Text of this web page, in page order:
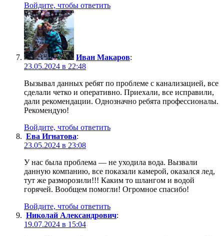
Войдите, чтобы ответить
Иван Макаров:
23.05.2024 в 22:48
Вызывал данных ребят по проблеме с канализацией, все
сделали четко и оперативно. Приехали, все исправили,
дали рекомендации. Однозначно ребята профессионалы.
Рекомендую!
Войдите, чтобы ответить
Ева Игнатова:
23.05.2024 в 23:08
У нас была проблема — не уходила вода. Вызвали
данную компанию, все показали камерой, оказался лед,
тут же разморозили!!! Каким то шлангом и водой
горячей. Вообщем помогли! Огромное спасибо!
Войдите, чтобы ответить
Николай Александрович:
19.07.2024 в 15:04